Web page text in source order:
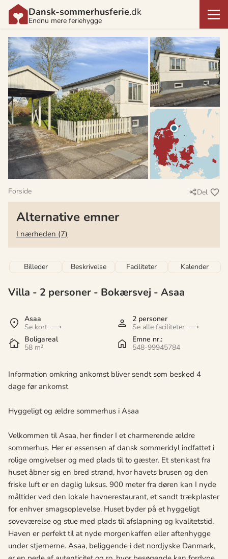
Dansk-sommerhusferie.dk
Endnu mere feriehygge
Forside Del
Alternative emner
I nærheden (7)
Billeder Beskrivelse Faciliteter Kalender
Villa - 2 personer - Bokærsvej - Asaa
Asaa
Se kort
2 personer
Se alle faciliteter
Boligareal
58 m²
Emne nr.:
548-99945784
Information omkring ankomst bliver sendt som besked 4
dage før ankomst
Hyggeligt og ældre sommerhus i Asaa
Velkommen til Asaa, her finder I et charmerende ældre
sommerhus. Her er essensen af dansk sommeridyl indfattet i
rolige omgivelser og med plads til to gæster. Et stenkast fra
huset åbner sig en bred strand, hvor havets brusen og den
friske luft er en daglig luksus. 900 meter fra døren kan I nyde
måltider ved den lokale havnerestaurant, et sandt trækplaster
for enhver smagsoplevelse. Huset byder på et hyggeligt
soveværelse og stue med plads til afslapning og kvalitetstid.
Haven er perfekt til at nyde morgenkaffen eller aftenhygge
under stjernerne. Asaa, beliggende i det nordjyske Danmark,